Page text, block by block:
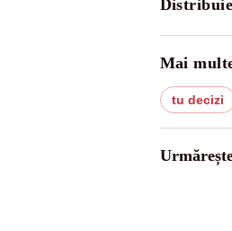
Mai
tu decizi